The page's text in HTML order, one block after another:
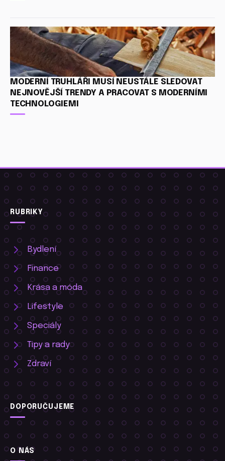
MODERNÍ TRUHLÁŘI MUSÍ NEUSTÁLE SLEDOVAT
NEJNOVĚJŠÍ TRENDY A PRACOVAT S MODERNÍMI
TECHNOLOGIEMI
RUBRIKY
Bydlení
Finance
Krása a móda
Lifestyle
Speciály
Tipy a rady
Zdraví
DOPORUČUJEME
O NÁS